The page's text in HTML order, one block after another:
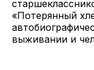
«Потерянный
выживании и